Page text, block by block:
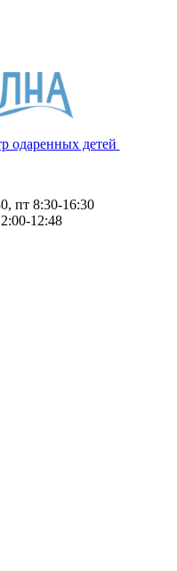
одаренных детей
пт 8:30-16:30
12:48